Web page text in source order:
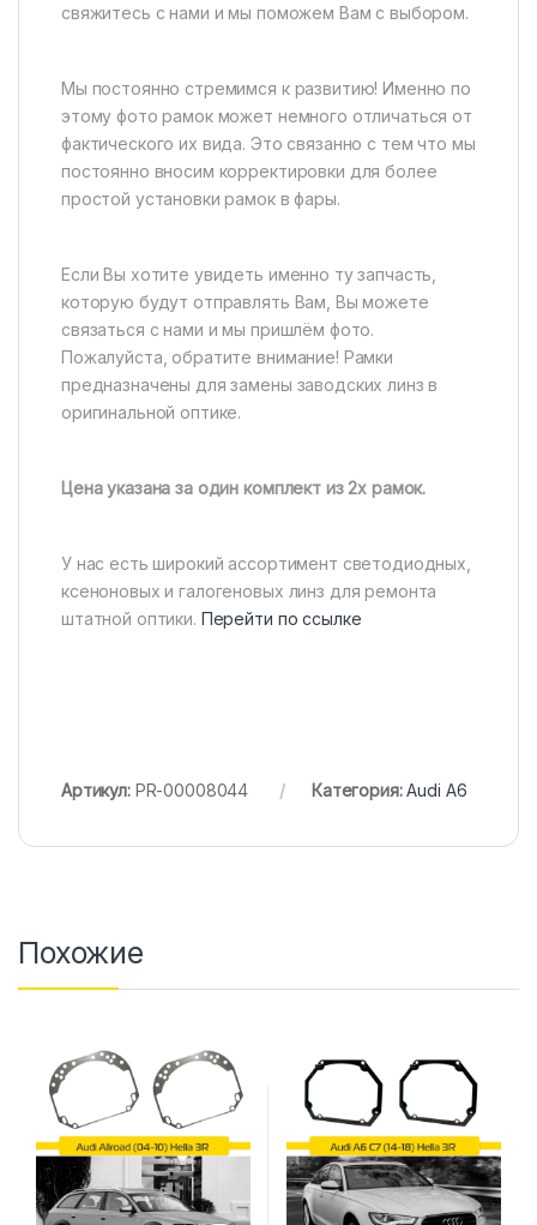
свяжитесь с нами и мы поможем Вам с выбором.
Мы постоянно стремимся к развитию! Именно по
этому фото рамок может немного отличаться от
фактического их вида. Это связанно с тем что мы
постоянно вносим корректировки для более
простой установки рамок в фары.
Если Вы хотите увидеть именно ту запчасть,
которую будут отправлять Вам, Вы можете
связаться с нами и мы пришлём фото.
Пожалуйста, обратите внимание! Рамки
предназначены для замены заводских линз в
оригинальной оптике.
Цена указана за один комплект из 2х рамок.
У нас есть широкий ассортимент светодиодных,
ксеноновых и галогеновых линз для ремонта
штатной оптики. Перейти по ссылке
Артикул: PR-00008044 Категория:Audi A6
Похожие